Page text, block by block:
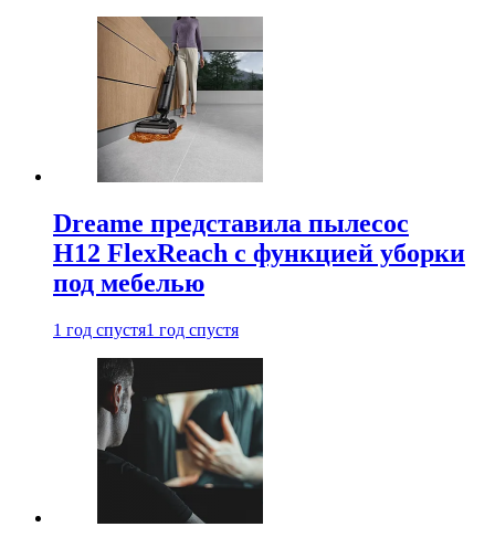
Dreame представила пылесос
H12 FlexReach с функцией уборки
под мебелью
1 год спустя1 год спустя